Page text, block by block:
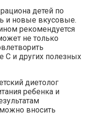
детей по
и новые вкусовые.
рекомендуется
не только
С и других полезных
диетолог
ребенка и
вносить